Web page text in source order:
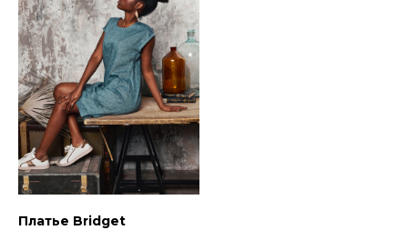
Платье Bridget